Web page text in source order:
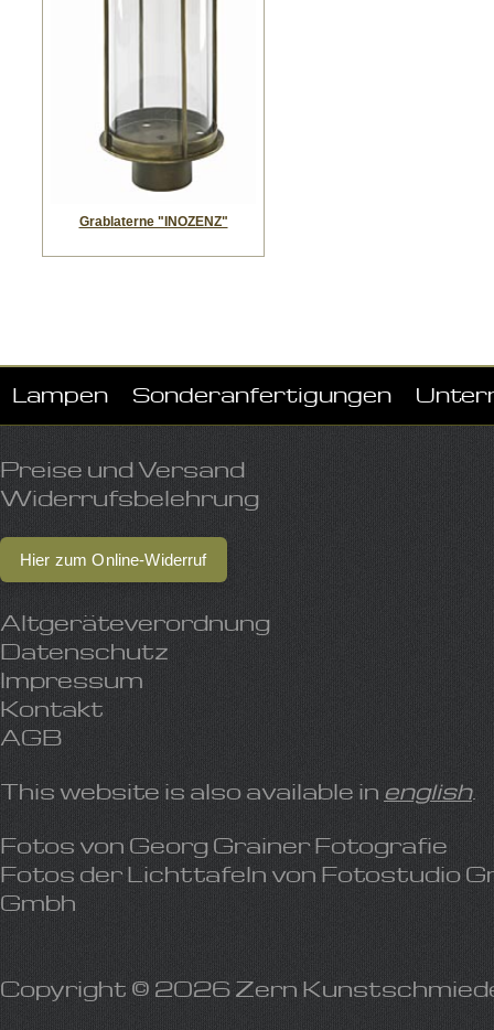
Grablaterne "INOZENZ"
Lampen Sonderanfertigungen
Preise und Versand
Widerrufsbelehrung
Hier zum Online-Widerruf
Altgeräteverordnung
Datenschutz
Impressum
Kontakt
AGB
This website is also available in english.
Fotos von Georg Grainer Fotografie
Fotos der Lichttafeln von Fotostudio
Gmbh
Copyright © 2026 Zern